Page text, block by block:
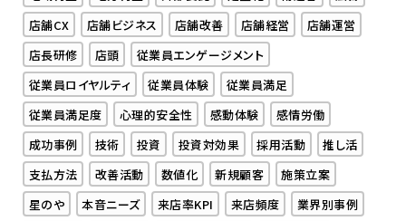
店舗CX
店舗ビジネス 店舗改善 店舗経営
店舗運営
店長研修
店頭
従業員エンゲージメント
従業員ロイヤルティ
従業員体験
従業員満足
従業員満足度
心理的安全性 感動体験
感情労働
成功事例
技術 投資 投資対効果 採用活動
推し活
支払方法
改善活動 数値化 新規顧客
施策立案
星のや
本音ニーズ 来店率KPI 来店頻度
業界別事例